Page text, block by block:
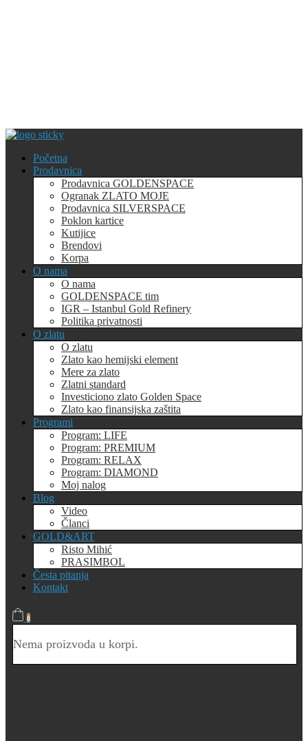
Početna
Prodavnica
Prodavnica GOLDENSPACE
Ogranak ZLATO MOJE
Prodavnica SILVERSPACE
Poklon kartice
Kutijice
Brendovi
Korpa
O nama
O nama
GOLDENSPACE tim
IGR – Istanbul Gold Refinery
Politika privatnosti
O zlatu
O zlatu
Zlato kao hemijski element
Mere za zlato
Zlatni standard
Investiciono zlato Golden Space
Zlato kao finansijska zaštita
Programi
Program: LIFE
Program: PREMIUM
Program: RELAX
Program: DIAMOND
Moj nalog
Blog
Video
Članci
GOLD&ART
Risto Mihić
PRASIMBOL
Česta pitanja
Kontakt
0
Nema proizvoda u korpi.